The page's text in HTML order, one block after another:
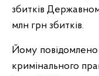
збитків
млн грн збитків.
Йому повідомлено
кримінального